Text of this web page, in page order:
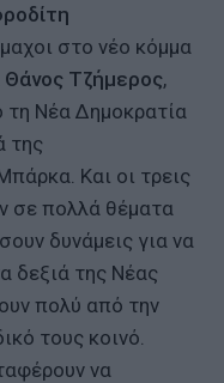
στο νέο κόμμα
Θάνος Τζήμερος,
Νέα Δημοκρατία
της
Και οι τρεις
σε πολλά θέματα
δυνάμεις για να
δεξιά της Νέας
πολύ από την
τους κοινό.
να